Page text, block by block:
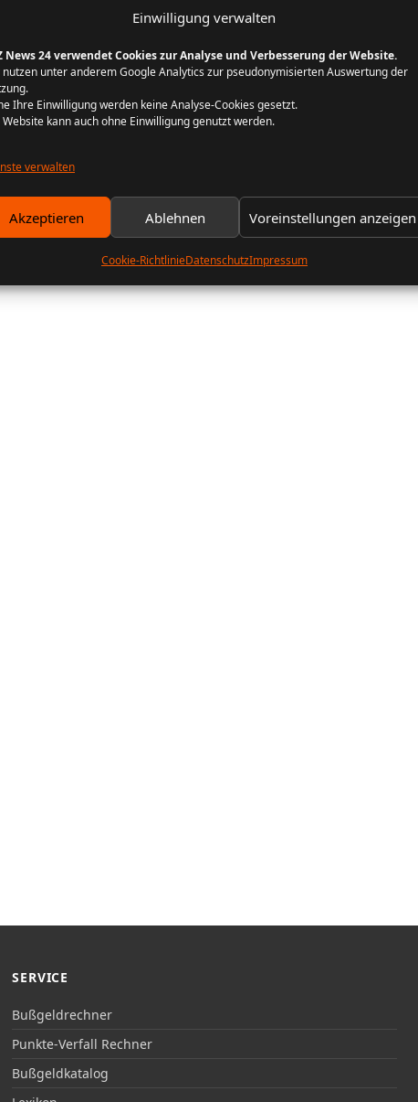
Einwilligung verwalten
News 24 verwendet Cookies zur Analyse und Verbesserung der Website.
nutzen unter anderem Google Analytics zur pseudonymisierten Auswertung der
Ihre Einwilligung werden keine Analyse-Cookies gesetzt.
Website kann auch ohne Einwilligung genutzt werden.
verwalten
Akzeptieren Ablehnen Voreinstellungen anzeigen
Cookie-RichtlinieDatenschutzImpressum
SERVICE
Bußgeldrechner
Punkte-Verfall Rechner
Bußgeldkatalog